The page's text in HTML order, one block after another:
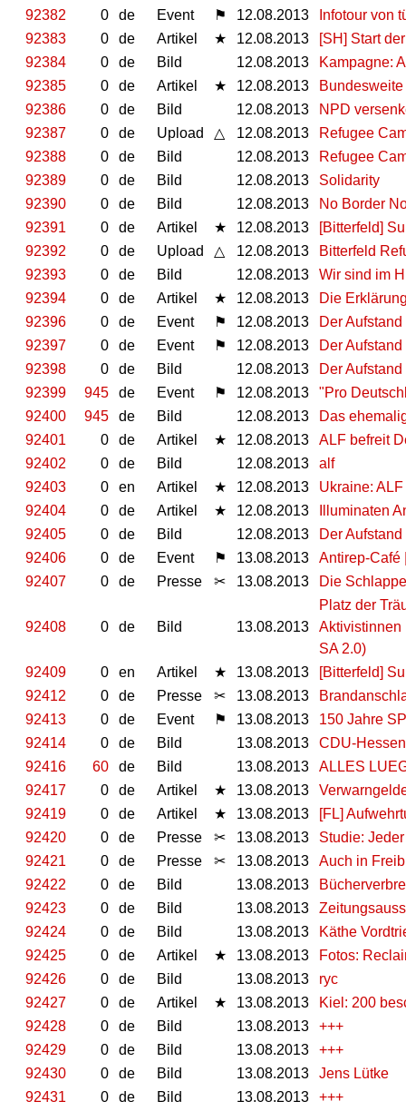
92382
0 de Event ⚑ 12.08.2013
Infotour von
92383
0 de Artikel ★ 12.08.2013
[SH] Start
92384
0 de Bild 12.08.2013
Kampagne:
92385
0 de Artikel ★ 12.08.2013
92386
0 de Bild 12.08.2013
NPD
92387
0 de Upload △ 12.08.2013
Refugee
92388
0 de Bild 12.08.2013
Refugee
92389
0 de Bild 12.08.2013
Solidarity
92390
0 de Bild 12.08.2013
No Border
92391
0 de Artikel ★ 12.08.2013
[Bitterfeld]
92392
0 de Upload △ 12.08.2013
Bitterfeld
92393
0 de Bild 12.08.2013
Wir sind im
92394
0 de Artikel ★ 12.08.2013
Die
92396
0 de Event ⚑ 12.08.2013
Der
92397
0 de Event ⚑ 12.08.2013
Der
92398
0 de Bild 12.08.2013
Der
92399
945 de Event ⚑ 12.08.2013
"Pro
92400
945 de Bild 12.08.2013
Das
92401
0 de Artikel ★ 12.08.2013
ALF befreit
92402
0 de Bild 12.08.2013
alf
92403
0 en Artikel ★ 12.08.2013
Ukraine:
92404
0 de Artikel ★ 12.08.2013
Illuminaten
92405
0 de Bild 12.08.2013
Der
92406
0 de Event ⚑ 13.08.2013
Antirep-Café
92407
0 de Presse ✂ 13.08.2013 Die
92408 0 de Bild 13.08.2013
Platz der
Aktivistinnen
SA 2.0)
92409
0 en Artikel ★ 13.08.2013
[Bitterfeld]
92412
0 de Presse ✂ 13.08.2013
92413
0 de Event ⚑ 13.08.2013
150 Jahre
92414
0 de Bild 13.08.2013
CDU-
92416
60 de Bild 13.08.2013
ALLES
92417
0 de Artikel ★ 13.08.2013
92419
0 de Artikel ★ 13.08.2013
[FL]
92420
0 de Presse ✂ 13.08.2013
Studie:
92421
0 de Presse ✂ 13.08.2013
Auch in
92422
0 de Bild 13.08.2013
92423
0 de Bild 13.08.2013
92424
0 de Bild 13.08.2013
Käthe
92425
0 de Artikel ★ 13.08.2013
Fotos:
92426
0 de Bild 13.08.2013
ryc
92427
0 de Artikel ★ 13.08.2013
Kiel: 200
92428
0 de Bild 13.08.2013
+++
92429
0 de Bild 13.08.2013
+++
92430
0 de Bild 13.08.2013
Jens Lütke
92431
0 de Bild 13.08.2013 +++